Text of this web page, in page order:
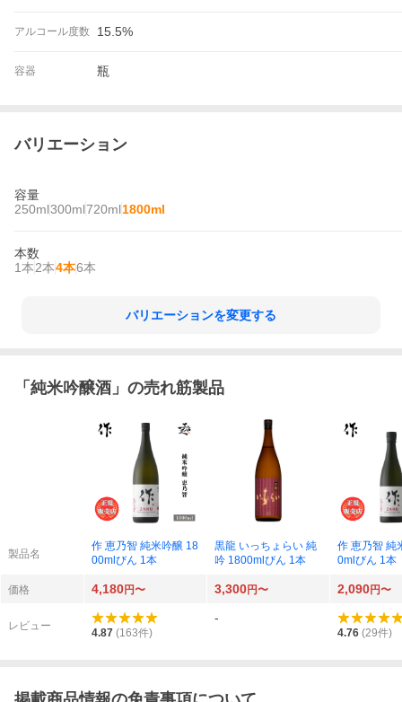
アルコール度数 15.5%
容器 瓶
バリエーション
容量
250ml300ml720ml1800ml
本数
1本2本4本6本
バリエーションを変更する
「 純米吟醸酒 」の売れ筋製品
製品名
作 恵乃智 純米吟醸 18
00mlびん 1本
黒龍 いっちょらい 純
吟 1800mlびん 1本
作 恵乃智 純
0mlびん 1本
価格 4,180円〜 3,300円〜 2,090円〜
レビュー
4.87 (163件)
-
4.76 (29件)